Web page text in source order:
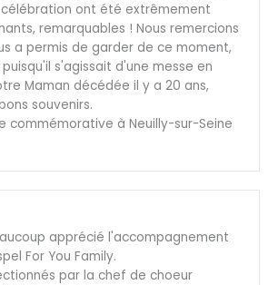
ont été extrêmement
remarquables ! Nous remercions
a permis de garder de ce moment,
s'agissait d'une messe en
Maman décédée il y a 20 ans,
souvenirs.
commémorative à Neuilly-sur-Seine
apprécié l'accompagnement
For You Family.
par la chef de choeur